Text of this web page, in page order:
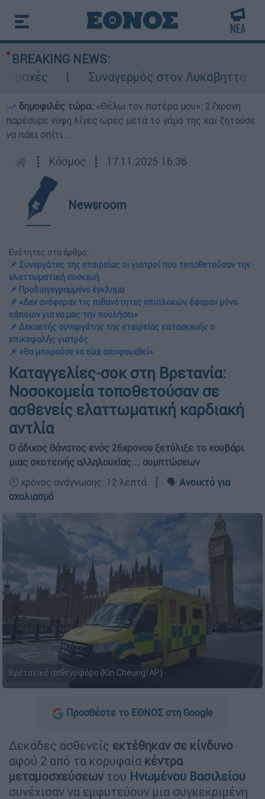
BREAKING NEWS:
Συναγερμός στον Λυκαβηττό: Σορός σε
δημοφιλές τώρα: «Θέλω τον πατέρα μου»: 27χρονη
παρέσυρε νύφη λίγες ώρες μετά το γάμο της και ζητούσε
να πάει σπίτι...
┋ Κόσμος ┋ 17.11.2025 16:36
Newsroom
Ενότητες στο άρθρο:
📌 Συνεργάτες της εταιρείας οι γιατροί που τοποθετούσαν την
ελαττωματική συσκευή
📌 Προδιαγεγραμμένο έγκλημα
📌 «Δεν ανέφεραν τις πιθανότητες επιπλοκών, έφεραν μόνο
κάποιον για να μας την πουλήσει»
📌 Δεκαετής συνεργάτης της εταιρείας κατασκευής ο
επικεφαλής γιατρός
📌 «Θα μπορούσε να είχε αποφευχθεί»
Καταγγελίες-σοκ στη Βρετανία:
Νοσοκομεία τοποθετούσαν σε
ασθενείς ελαττωματική καρδιακή
αντλία
Ο άδικος θάνατος ενός 26χρονου ξετύλιξε το κουβάρι
μιας σκοτεινής αλληλουχίας... συμπτώσεων
🕛 χρόνος ανάγνωσης: 12 λεπτά ┋ 🗣️ Ανοικτό για
σχολιασμό
Βρετανικό ασθενοφόρο (Kin Cheung/AP)
Προσθέστε το ΕΘΝΟΣ στη Google
Δεκάδες ασθενείς εκτέθηκαν σε κίνδυνο
αφού 2 από τα κορυφαία κέντρα
μεταμοσχεύσεων του Ηνωμένου Βασιλείου
συνέχισαν να εμφυτεύουν μια συγκεκριμένη